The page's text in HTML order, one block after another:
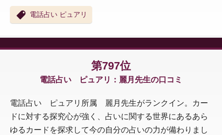
電話占い ピュアリ
第797位
電話占い ピュアリ：麗月先生の口コミ
電話占い ピュアリ所属 麗月先生がランクイン。カー
ドに対する探究心が強く、占いに関する世界にあるあら
ゆるカードを探求して今の自分の占いの力が備わりまし